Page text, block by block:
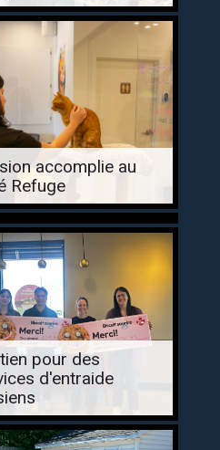
accomplie au
Refuge
pour des
d'entraide